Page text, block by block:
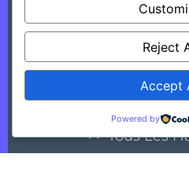
Découvrez Des
Outils
Dans Vos
>> Tous Les
Reject
Accept
Powered by